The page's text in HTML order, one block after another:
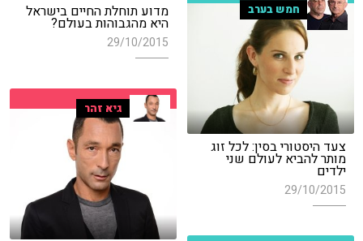
מדוע תוחלת החיים בישראל
היא מהגבוהות בעולם?
29/10/2015
חמש בערב
צעד היסטורי בסין: לכל זוג
מותר להביא לעולם שני
ילדים
29/10/2015
גיא זהר